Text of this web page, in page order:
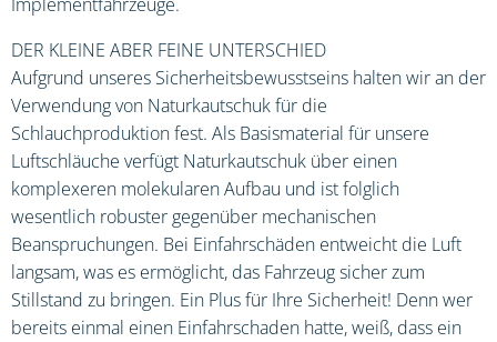
DER KLEINE ABER FEINE UNTERSCHIED
Aufgrund unseres Sicherheitsbewusstseins halten wir an der
Verwendung von Naturkautschuk für die
Schlauchproduktion fest. Als Basismaterial für unsere
Luftschläuche verfügt Naturkautschuk über einen
komplexeren molekularen Aufbau und ist folglich
wesentlich robuster gegenüber mechanischen
Beanspruchungen. Bei Einfahrschäden entweicht die Luft
langsam, was es ermöglicht, das Fahrzeug sicher zum
Stillstand zu bringen. Ein Plus für Ihre Sicherheit! Denn wer
bereits einmal einen Einfahrschaden hatte, weiß, dass ein